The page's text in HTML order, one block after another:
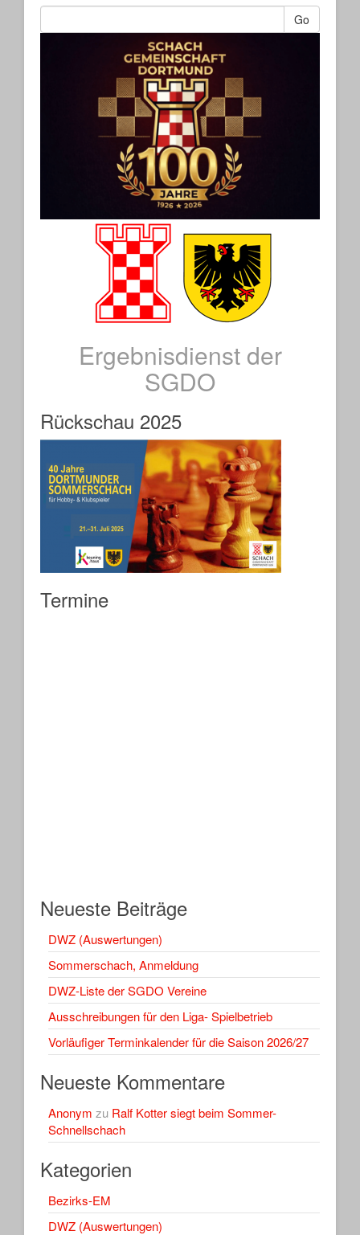
Go
Ergebnisdienst der
SGDO
Rückschau 2025
Termine
Neueste Beiträge
DWZ (Auswertungen)
Sommerschach, Anmeldung
DWZ-Liste der SGDO Vereine
Ausschreibungen für den Liga- Spielbetrieb
Vorläufiger Terminkalender für die Saison 2026/27
Neueste Kommentare
Anonym zu Ralf Kotter siegt beim Sommer-
Schnellschach
Kategorien
Bezirks-EM
DWZ (Auswertungen)